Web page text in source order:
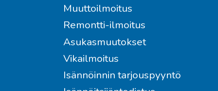
Muuttoilmoitus
Remontti-ilmoitus
Asukasmuutokset
Vikailmoitus
Isännöinnin tarjouspyyntö